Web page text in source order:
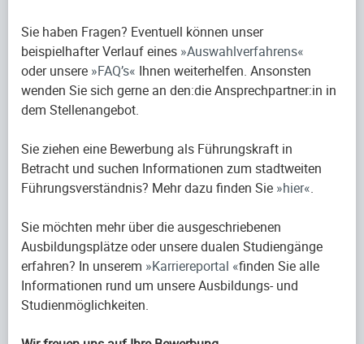
Sie haben Fragen? Eventuell können unser
beispielhafter Verlauf eines Auswahlverfahrens
oder unsere FAQ’s Ihnen weiterhelfen. Ansonsten
wenden Sie sich gerne an den:die Ansprechpartner:in in
dem Stellenangebot.
Sie ziehen eine Bewerbung als Führungskraft in
Betracht und suchen Informationen zum stadtweiten
Führungsverständnis? Mehr dazu finden Sie hier .
Sie möchten mehr über die ausgeschriebenen
Ausbildungsplätze oder unsere dualen Studiengänge
erfahren? In unserem
Karriereportal finden Sie alle
Informationen rund um unsere Ausbildungs- und
Studienmöglichkeiten.